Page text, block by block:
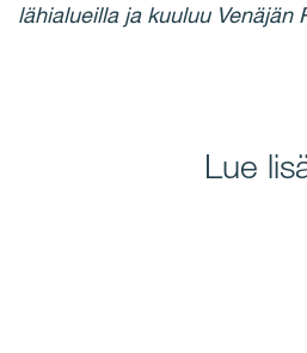
lähialueilla ja kuuluu Venäjän
Lue